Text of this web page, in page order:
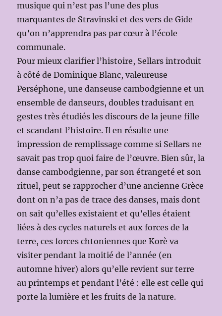
musique qui n’est pas l’une des plus
marquantes de Stravinski et des vers de Gide
qu’on n’apprendra pas par cœur à l’école
communale.
Pour mieux clarifier l’histoire, Sellars introduit
à côté de Dominique Blanc, valeureuse
Perséphone, une danseuse cambodgienne et un
ensemble de danseurs, doubles traduisant en
gestes très étudiés les discours de la jeune fille
et scandant l’histoire. Il en résulte une
impression de remplissage comme si Sellars ne
savait pas trop quoi faire de l’œuvre. Bien sûr, la
danse cambodgienne, par son étrangeté et son
rituel, peut se rapprocher d’une ancienne Grèce
dont on n’a pas de trace des danses, mais dont
on sait qu’elles existaient et qu’elles étaient
liées à des cycles naturels et aux forces de la
terre, ces forces chtoniennes que Korè va
visiter pendant la moitié de l’année (en
automne hiver) alors qu’elle revient sur terre
au printemps et pendant l’été : elle est celle qui
porte la lumière et les fruits de la nature.